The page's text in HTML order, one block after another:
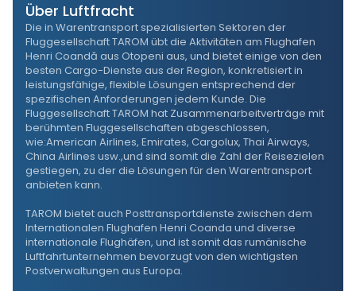
Über Luftfracht
Die in Warentransport spezialisierten Sektoren der
Fluggesellschaft TAROM übt die Aktivitäten am Flughafen
Henri Coandă aus Otopeni aus, und bietet einige von den
besten Cargo-Dienste aus der Region, konkretisiert in
leistungsfähige, flexible Lösungen entsprechend der
spezifischen Anforderungen jedem Kunde. Die
Fluggesellschaft TAROM hat Zusammenarbeitverträge mit
berühmten Fluggesellschaften abgeschlossen,
wie:American Airlines, Emirates, Cargolux, Thai Airways,
China Airlines usw.,und sind somit die Zahl der Reisezielen
gestiegen, zu der die Lösungen für den Warentransport
anbieten kann.
TAROM bietet auch Posttransportdienste zwischen dem
Internationalen Flughafen Henri Coanda und diverse
internationale Flughäfen, und ist somit das rumänische
Luftfahrtunternehmen bevorzugt von den wichtigsten
Postverwaltungen aus Europa.